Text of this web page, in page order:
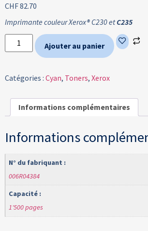
CHF82.70
Imprimante couleur Xerox® C230 etC235
Ajouter au panier
Catégories : Cyan, Toners, Xerox
Informations complémentaires
Informations
N° du fabriquant :
006R04384
Capacité :
1'500 pages